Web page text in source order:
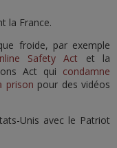
la France.
froide, par exemple
Safety Act et la
Act qui condamne
prison pour des vidéos
Unis avec le Patriot